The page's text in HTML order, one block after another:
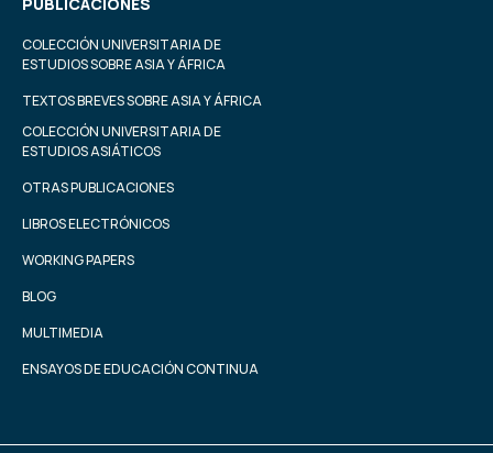
COLECCIÓN UNIVERSITARIA DE
ESTUDIOS SOBRE ASIA Y ÁFRICA
TEXTOS BREVES SOBRE ASIA Y ÁFRICA
COLECCIÓN UNIVERSITARIA DE
ESTUDIOS ASIÁTICOS
OTRAS PUBLICACIONES
LIBROS ELECTRÓNICOS
WORKING PAPERS
BLOG
MULTIMEDIA
ENSAYOS DE EDUCACIÓN CONTINUA